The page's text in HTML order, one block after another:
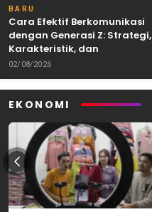
BARU
Cara Efektif Berkomunikasi
dengan Generasi Z: Strategi,
Karakteristik, dan
Tantangannya
02/08/2026
EKONOMI